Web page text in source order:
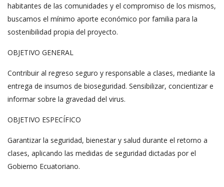
habitantes de las comunidades y el compromiso de los mismos,
buscamos el mínimo aporte económico por familia para la
sostenibilidad propia del proyecto.
OBJETIVO GENERAL
Contribuir al regreso seguro y responsable a clases, mediante la
entrega de insumos de bioseguridad. Sensibilizar, concientizar e
informar sobre la gravedad del virus.
OBJETIVO ESPECÍFICO
Garantizar la seguridad, bienestar y salud durante el retorno a
clases, aplicando las medidas de seguridad dictadas por el
Gobierno Ecuatoriano.